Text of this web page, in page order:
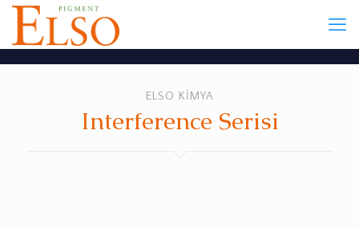
ELSO KİMYA
Interference Serisi